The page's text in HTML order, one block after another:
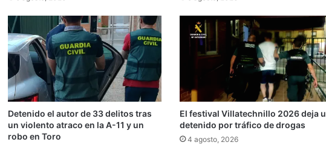
Detenido el autor de 33 delitos tras
un violento atraco en la A-11 y un
robo en Toro
El festival Villatechnillo 2026 deja
detenido por tráfico de drogas
4 agosto, 2026